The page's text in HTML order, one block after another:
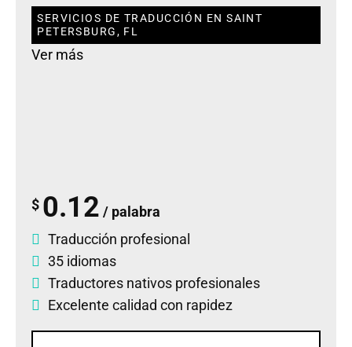
SERVICIOS DE TRADUCCIÓN EN SAINT
PETERSBURG, FL
Ver más
$ 0.12 / palabra
Traducción profesional
35 idiomas
Traductores nativos profesionales
Excelente calidad con rapidez